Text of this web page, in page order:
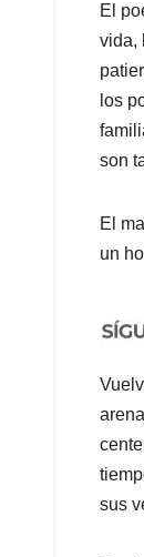
El
vida,
los
son
El
un
sus